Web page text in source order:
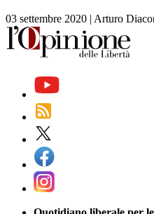
03 settembre 2020 | Arturo